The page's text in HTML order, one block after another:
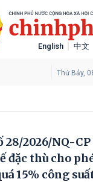
English 中文
Thứ Bảy,
28/2026/NQ-
đặc thù cho
15% công